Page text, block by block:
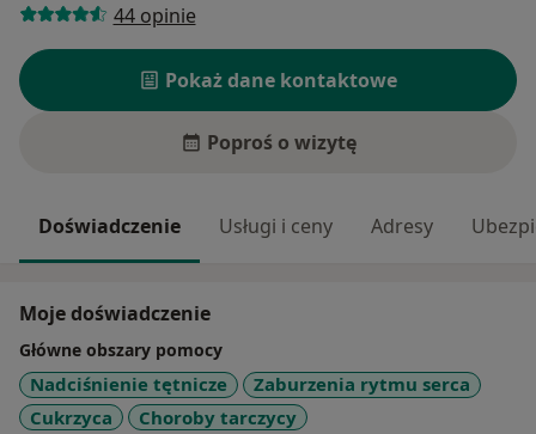
44 opinie
Pokaż dane kontaktowe
Poproś o wizytę
Doświadczenie Usługi i ceny Adresy
Moje doświadczenie
Główne obszary pomocy
Nadciśnienie tętnicze
Zaburzenia rytmu serca
Cukrzyca
Choroby tarczycy